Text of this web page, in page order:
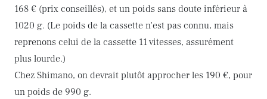
168 € (prix conseillés), et un poids sans doute inférieur à
1020 g. (Le poids de la cassette n'est pas connu, mais
reprenons celui de la cassette 11 vitesses, assurément
plus lourde.)
Chez Shimano, on devrait plutôt approcher les 190 €, pour
un poids de 990 g.